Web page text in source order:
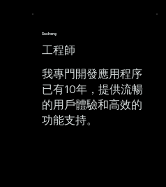
Susheng
​工程師
我專門開發應用程序
已有10年，提供流暢
的用戶體驗和高效的
功能支持。